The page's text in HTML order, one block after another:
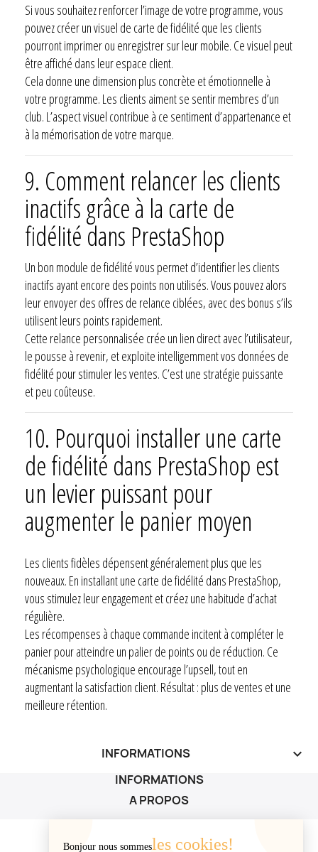
Si vous souhaitez renforcer l’image de votre programme, vous
pouvez créer un visuel de carte de fidélité que les clients
pourront imprimer ou enregistrer sur leur mobile. Ce visuel peut
être affiché dans leur espace client.
Cela donne une dimension plus concrète et émotionnelle à
votre programme. Les clients aiment se sentir membres d’un
club. L’aspect visuel contribue à ce sentiment d’appartenance et
à la mémorisation de votre marque.
9. Comment relancer les clients
inactifs grâce à la carte de
fidélité dans PrestaShop
Un bon module de fidélité vous permet d’identifier les clients
inactifs ayant encore des points non utilisés. Vous pouvez alors
leur envoyer des offres de relance ciblées, avec des bonus s’ils
utilisent leurs points rapidement.
Cette relance personnalisée crée un lien direct avec l’utilisateur,
le pousse à revenir, et exploite intelligemment vos données de
fidélité pour stimuler les ventes. C’est une stratégie puissante
et peu coûteuse.
10. Pourquoi installer une carte
de fidélité dans PrestaShop est
un levier puissant pour
augmenter le panier moyen
Les clients fidèles dépensent généralement plus que les
nouveaux. En installant une carte de fidélité dans PrestaShop,
vous stimulez leur engagement et créez une habitude d’achat
régulière.
Les récompenses à chaque commande incitent à compléter le
panier pour atteindre un palier de points ou de réduction. Ce
mécanisme psychologique encourage l’upsell, tout en
augmentant la satisfaction client. Résultat : plus de ventes et une
meilleure rétention.
INFORMATIONS keyboard_arrow_down
INFORMATIONS
A PROPOS
A PROPOS
Bonjour nous sommesles cookies!